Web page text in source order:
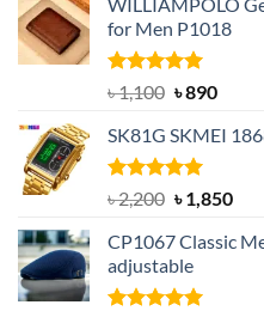
for Men P1018
Rated5.00
out of 5
৳1,100 Original
was:
৳ 1,100.
৳890
is:
SK81G SKMEI
Rated5.00
out of 5
৳2,200 Original
was:
৳ 2,200.
৳1,850
is:
CP1067 Classic
adjustable